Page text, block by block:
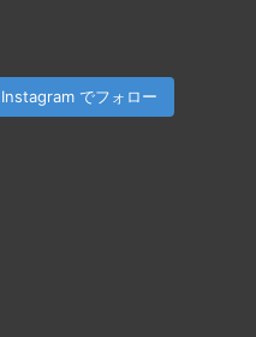
Instagram でフォロー